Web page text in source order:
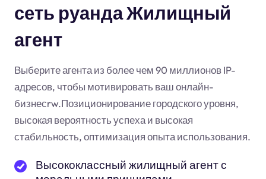
сеть руанда Жилищный
агент
Выберите агента из более чем 90 миллионов IP-
адресов, чтобы мотивировать ваш онлайн-
бизнесrw.Позиционирование городского уровня,
высокая вероятность успеха и высокая
стабильность, оптимизация опыта использования.
Высококлассный жилищный агент с